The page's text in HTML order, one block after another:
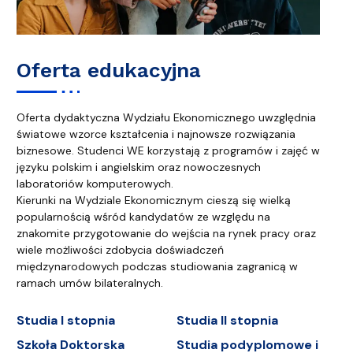
Oferta edukacyjna
Oferta dydaktyczna Wydziału Ekonomicznego uwzględnia
światowe wzorce kształcenia i najnowsze rozwiązania
biznesowe. Studenci WE korzystają z programów i zajęć w
języku polskim i angielskim oraz nowoczesnych
laboratoriów komputerowych.
Kierunki na Wydziale Ekonomicznym cieszą się wielką
popularnością wśród kandydatów ze względu na
znakomite przygotowanie do wejścia na rynek pracy oraz
wiele możliwości zdobycia doświadczeń
międzynarodowych podczas studiowania zagranicą w
ramach umów bilateralnych.
Studia I stopnia
Studia II stopnia
Szkoła Doktorska
Studia podyplomowe i